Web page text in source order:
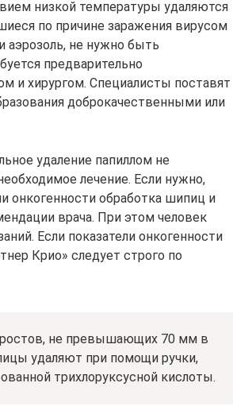
низкой температуры удаляются
по причине заражения вирусом
аэрозоль, не нужно быть
предварительно
и хирургом. Специалисты поставят
доброкачественными или
удаление папиллом не
лечение. Если нужно,
онкогенности обработка шипиц и
врача. При этом человек
Если показатели онкогенности
Крио» следует строго по
не превышающих 70 мм в
удаляют при помощи ручки,
трихлоруксусной кислоты.